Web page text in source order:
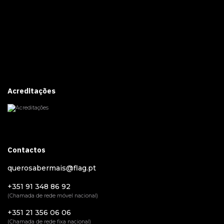
Acreditações
Contactos
querosabermais@flag.pt
+351 91 348 86 92
(Chamada de rede móvel nacional)
+351 21 356 06 06
(Chamada de rede fixa nacional)